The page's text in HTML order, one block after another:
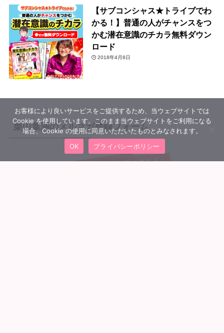
【サブコンシャス★トライブでわ
かる！】普通の人がチャンスをつ
かむ潜在意識のチカラ無料ダウン
ロード
2018年4月8日
栗山葉湖のメルマガ登録フォーム
お客様により良いサービスをご提供するため、当ウェブサイトでは
Cookie を使用しています。このまま当ウェブサイトをご利用になる
場合、Cookie の使用に同意いただいたものとみなされます。
OK
プライバシーポリシー